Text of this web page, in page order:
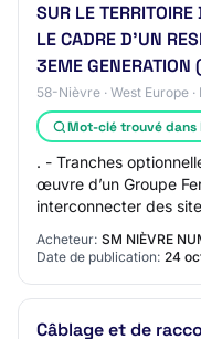
SUR LE
LE CADRE D’UN
3EME
58-Nièvre · West Europe
Mot-clé trouvé dans
. - Tranches
œuvre d’un Groupe
interconnecter des
fibre optique dédiée
Acheteur: SM NIÈVRE
Date de publication: 24
Câblage et de